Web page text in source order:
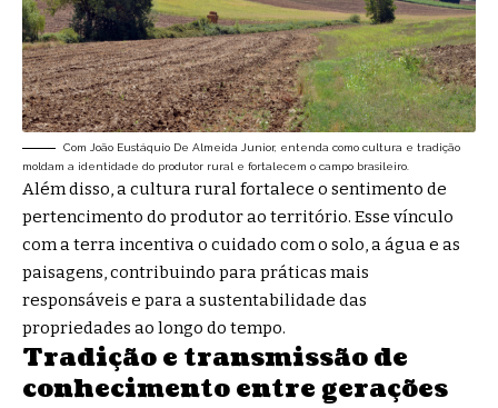
Com João Eustáquio De Almeida Junior, entenda como cultura e tradição
moldam a identidade do produtor rural e fortalecem o campo brasileiro.
Além disso, a cultura rural fortalece o sentimento de
pertencimento do produtor ao território. Esse vínculo
com a terra incentiva o cuidado com o solo, a água e as
paisagens, contribuindo para práticas mais
responsáveis e para a sustentabilidade das
propriedades ao longo do tempo.
Tradição e transmissão de
conhecimento entre gerações